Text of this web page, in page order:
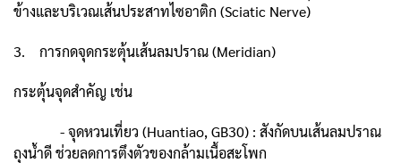
ข้างและบริเวณเส้นประสาทไซอาติก (Sciatic Nerve)
3. การกดจุดกระตุ้นเส้นลมปราณ (Meridian)
กระตุ้นจุดสำคัญ เช่น
- จุดหวนเที่ยว (Huantiao, GB30) : สังกัดบนเส้นลมปราณ
ถุงน้ำดี ช่วยลดการตึงตัวของกล้ามเนื้อสะโพก